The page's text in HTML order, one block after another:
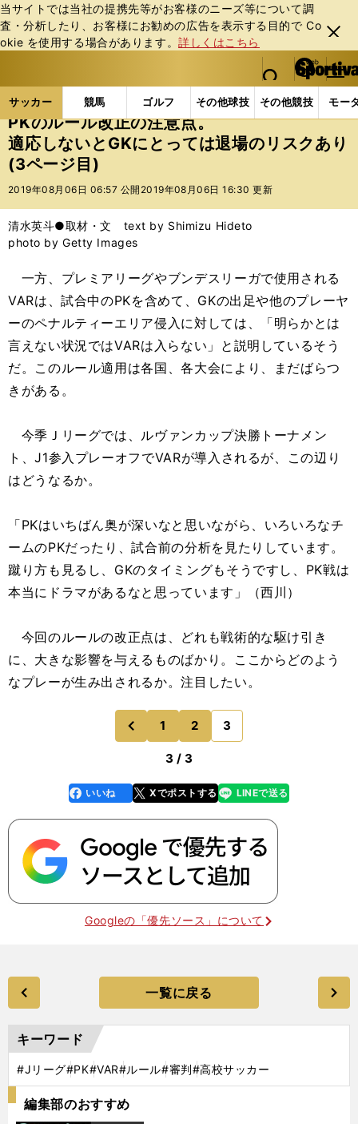
当サイトでは当社の提携先等がお客様のニーズ等について調
査・分析したり、お客様にお勧めの広告を表⽰する⽬的で Co
okie を使⽤する場合があります。詳しくはこちら
閉じ
る
web Sportiva (webスポルティーバ)
検索
マイペ
ー
ジ
メニュ
サッカー 競馬 ゴルフ その他球技 その他競技 モー
ス
ポ
ル
テ
ー
バ
サッカーの記事一覧 Jリーグ他 Jリーグ PKのル
PKのルール改正の注意点。
適応しないとGKにとっては退場のリスクあり
(3ページ目)
2019年08月06日 06:57 公開 2019年08月06日 16:30 更新
清水英斗●取材・文 text by Shimizu Hideto
photo by Getty Images
一方、プレミアリーグやブンデスリーガで使用される
VARは、試合中のPKを含めて、GKの出足や他のプレーヤ
ーのペナルティーエリア侵入に対しては、「明らかとは
言えない状況ではVARは入らない」と説明しているそう
だ。このルール適用は各国、各大会により、まだばらつ
きがある。
今季Ｊリーグでは、ルヴァンカップ決勝トーナメン
ト、J1参入プレーオフでVARが導入されるが、この辺り
はどうなるか。
「PKはいちばん奥が深いなと思いながら、いろいろなチ
ームのPKだったり、試合前の分析を見たりしています。
蹴り方も見るし、GKのタイミングもそうですし、PK戦は
本当にドラマがあるなと思っています」（西川）
今回のルールの改正点は、どれも戦術的な駆け引き
に、大きな影響を与えるものばかり。ここからどのよう
なプレーが生み出されるか。注目したい。
前
のページへ
1 2 3
3 / 3
faceboo
k
いいね Xでポストする
line LINEで送る
Googleの「優先ソース」について
一覧に戻る
キーワード
#Jリーグ#PK#VAR#ルール#審判#高校サッカー
編集部のおすすめ